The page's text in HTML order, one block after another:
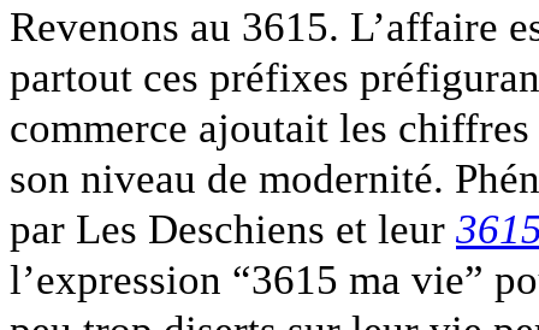
Revenons au 3615. L’affaire
partout ces préfixes
commerce ajoutait les
son niveau de modernité.
par Les Deschiens et leur
l’expression “3615 ma vie”